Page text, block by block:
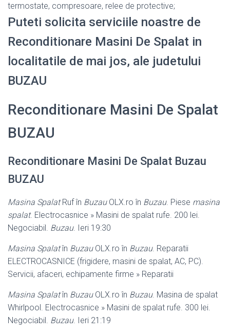
termostate, compresoare, relee de protective;
Puteti solicita serviciile noastre de
Reconditionare Masini De Spalat in
localitatile de mai jos, ale judetului
BUZAU
Reconditionare Masini De Spalat
BUZAU
Reconditionare Masini De Spalat Buzau
BUZAU
Masina SpalatRuf în BuzauOLX.ro în Buzau. Piese masina
spalat. Electrocasnice » Masini de spalat rufe. 200 lei.
Negociabil. Buzau. Ieri 19:30
Masina Spalatîn BuzauOLX.ro în Buzau. Reparatii
ELECTROCASNICE (frigidere, masini de spalat, AC, PC).
Servicii, afaceri, echipamente firme » Reparatii
Masina Spalatîn BuzauOLX.ro în Buzau. Masina de spalat
Whirlpool. Electrocasnice » Masini de spalat rufe. 300 lei.
Negociabil. Buzau. Ieri 21:19